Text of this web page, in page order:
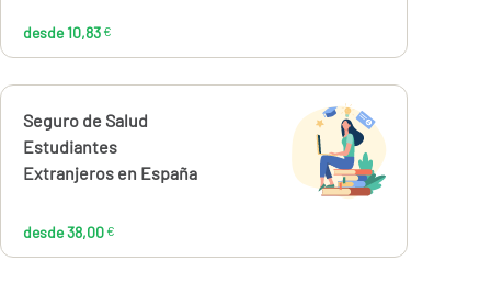
desde 10,83 €
Calcúlalo ahora
Seguro de Salud
Estudiantes
Extranjeros en España
desde 38,00 €
38,00€